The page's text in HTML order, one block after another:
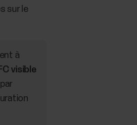
sur le
à
visible